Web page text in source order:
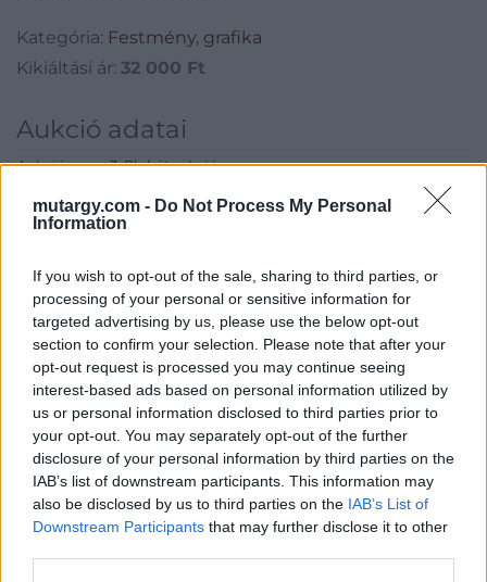
mutargy.com - Do Not Process My Personal
Information
If you wish to opt-out of the sale, sharing to third parties, or
processing of your personal or sensitive information for
targeted advertising by us, please use the below opt-out
section to confirm your selection. Please note that after your
opt-out request is processed you may continue seeing
interest-based ads based on personal information utilized by
us or personal information disclosed to third parties prior to
your opt-out. You may separately opt-out of the further
disclosure of your personal information by third parties on the
IAB’s list of downstream participants. This information may
also be disclosed by us to third parties on the IAB’s List of
Downstream Participants that may further disclose it to other
Kategória: Festmény, grafika
Kikiáltási ár: 32 000 Ft
Aukció adatai
Aukció neve:3. Plakátaukció
Aukció dátuma: 2016.10.13
Aukció ideje: 17:00
Aukció helye: BÁV Zrt. Apszisterem, 1052 Budapest, Bécsi u. 3.
Tételszám: 71
Eladó adatai
Eladó:
BÁV ART Aukciósház és
Galéria
Cím: BÁV ZRt.
1027 Budapest, Csalogány u.
23-33.
Telefon: (06 1) 331 0513